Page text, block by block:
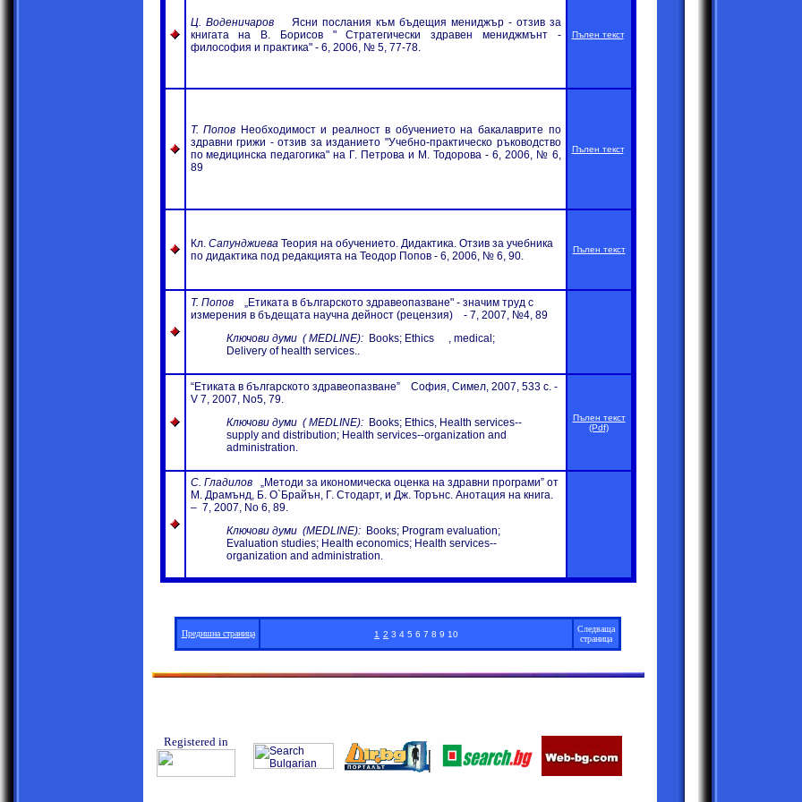
Ц. Воденичаров
Ясни послания към бъдещия мениджър - отзив за
книгата на В. Борисов " Стратегически здравен мениджмънт -
философия и практика" - 6, 2006, № 5, 77-78.
Пълен текст.
Т. Попов Необходимост и реалност в обучението на бакалаврите по
здравни грижи -отзив за изданието "Учебно-практическо ръководство
по медицинска педагогика" на Г. Петрова и М. Тодорова- 6, 2006, № 6,
89
Пълен текст.
Кл. Сапунджиева Теория на обучението. Дидактика. Отзив за учебника
по дидактика под редакцията на Теодор Попов - 6, 2006, № 6, 90.
Пълен текст
Т. Попов„Етиката в българското здравеопазване" - значим труд с
измерения в бъдещата научна дейност (рецензия)
- 7, 2007, №4,89
Ключови думи ( MEDLINE): Books; Ethics
, medical;
Delivery of health services..
“Етиката в българското здравеопазване” София, Симел, 2007, 533 с. -
V 7, 2007, No5, 79.
Ключови думи ( MEDLINE): Books; Ethics, Health services--
supply and distribution; Health services--organization and
administration.
Пълен текст
(Pdf)
С. Гладилов„Методи за икономическа оценка на здравни програми” от
М. Драмънд, Б. О`Брайън, Г. Стодарт, и Дж. Торънс. Анотация на книга.
– 7, 2007, No 6, 89.
Ключови думи (MEDLINE): Books; Program evaluation;
Evaluation studies; Health economics; Health services--
organization and administration.
Предишна страница 1 2 3 4 5 6 7 8 9 10
Следваща
страница
Registered in